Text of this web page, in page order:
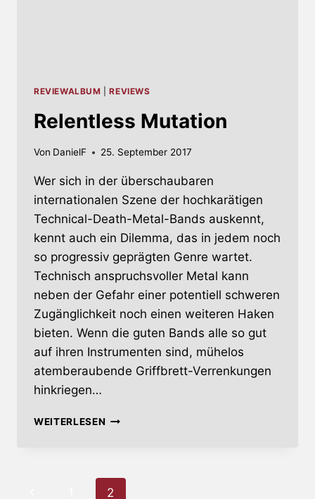
REVIEWALBUM |REVIEWS
Relentless Mutation
Von DanielF 25. September 2017
Wer sich in der überschaubaren
internationalen Szene der hochkarätigen
Technical-Death-Metal-Bands auskennt,
kennt auch ein Dilemma, das in jedem noch
so progressiv geprägten Genre wartet.
Technisch anspruchsvoller Metal kann
neben der Gefahr einer potentiell schweren
Zugänglichkeit noch einen weiteren Haken
bieten. Wenn die guten Bands alle so gut
auf ihren Instrumenten sind, mühelos
atemberaubende Griffbrett-Verrenkungen
hinkriegen…
WEITERLESENRELENTLESS
Seitennavigation
2